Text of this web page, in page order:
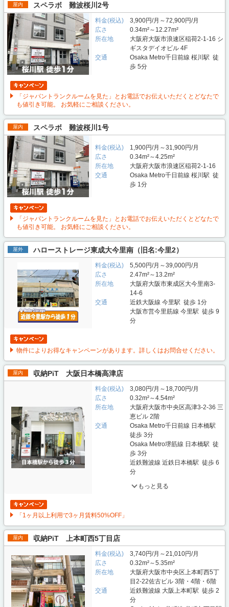
屋内 スペラボ 難波桜川2号
料金(税込)
3,900円/月～72,900円/月
広さ
0.34m²～12.27m²
所在地
大阪府大阪市浪速区稲荷2-1-16 シ
ギスタデイオビル 4F
交通
Osaka Metro千日前線 桜川駅 徒
歩 5分
「ジャパントランクルームを見た」とお電話でお伝えいただくとどなたで
も値引き可能。 お気軽にご相談ください。
屋内 スペラボ 難波桜川1号
料金(税込)
1,900円/月～31,900円/月
広さ
0.34m²～4.25m²
所在地
大阪府大阪市浪速区稲荷2-1-16
交通
Osaka Metro千日前線 桜川駅 徒
歩 1分
「ジャパントランクルームを見た」とお電話でお伝えいただくとどなたで
も値引き可能。 お気軽にご相談ください。
屋外 ハローストレージ東成大今里南（旧名:今里2）
料金(税込)
5,500円/月～39,000円/月
広さ
2.47m²～13.2m²
所在地
大阪府大阪市東成区大今里南3-
14-6
交通
近鉄大阪線 今里駅 徒歩 1分
大阪市営今里筋線 今里駅 徒歩 9
分
物件によりお得なキャンペーンがあります。詳しくはお問合せください。
屋内 収納PiT 大阪日本橋高津店
料金(税込)
3,080円/月～18,700円/月
広さ
0.32m²～4.54m²
所在地
大阪府大阪市中央区高津3-2-36 三
恵ビル 2階
交通
Osaka Metro千日前線 日本橋駅
徒歩 3分
Osaka Metro堺筋線 日本橋駅 徒
歩 3分
近鉄難波線 近鉄日本橋駅 徒歩 6
分
もっと見る
「1ヶ月以上利用で3ヶ月賃料50%OFF」
屋内 収納PiT 上本町西5丁目店
料金(税込)
3,740円/月～21,010円/月
広さ
0.32m²～5.35m²
所在地
大阪府大阪市中央区上本町西5丁
目2-22佐古ビル 3階・4階・6階
交通
近鉄難波線 大阪上本町駅 徒歩 2
分